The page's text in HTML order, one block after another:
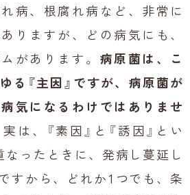
病、根腐れ病など、非常に
りますが、どの病気にも、
があります。 病原菌は、こ
る『主因』ですが、病原菌が
気になるわけではありませ
は、『素因』と『誘因』とい
なったときに、発病し蔓延し
すから、どれか1つでも、条